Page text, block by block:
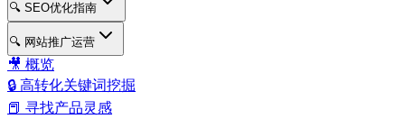
🔍 SEO优化指南
🔍 网站推广运营
🎥 概览
🔒 高转化关键词挖掘
📕 寻找产品灵感